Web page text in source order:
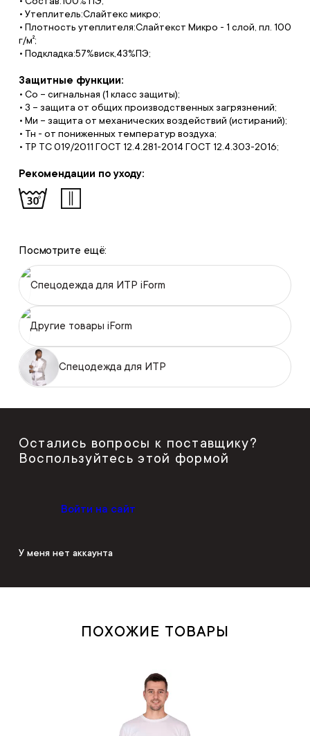
• Утеплитель:Слайтекс микро;
• Плотность утеплителя:Слайтекст Микро - 1 слой, пл. 100
г/м²;
• Подкладка:57%виск,43%ПЭ;
Защитные функции:
• Со – сигнальная (1 класс защиты);
• З – защита от общих производственных загрязнений;
• Ми – защита от механических воздействий (истираний);
• Тн - от пониженных температур воздуха;
• ТР ТС 019/2011 ГОСТ 12.4.281-2014 ГОСТ 12.4.303-2016;
Рекомендации по уходу:
Посмотрите ещё:
Спецодежда для ИТР iForm
Другие товары iForm
Спецодежда для ИТР
Остались вопросы к поставщику?
Воспользуйтесь этой формой
Войти на сайт
У меня нет аккаунта
ПОХОЖИЕ ТОВАРЫ